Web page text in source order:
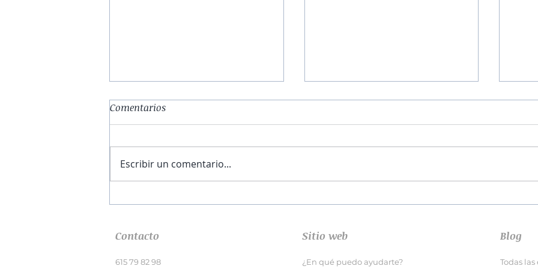
Comentarios
Escribir un comentario...
Contacto
615 79 82 98
Sitio web
¿En qué puedo ayudarte?
Blog
Todas